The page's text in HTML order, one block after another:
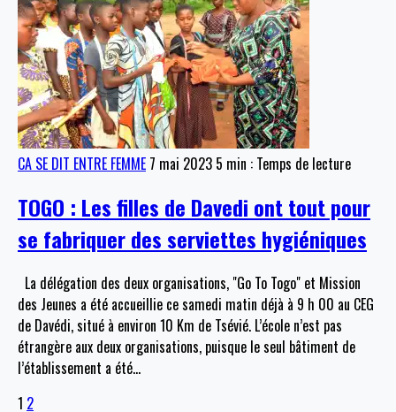
CA SE DIT ENTRE FEMME 7 mai 2023 5 min : Temps de lecture
TOGO : Les filles de Davedi ont tout pour
se fabriquer des serviettes hygiéniques
La délégation des deux organisations, "Go To Togo" et Mission
des Jeunes a été accueillie ce samedi matin déjà à 9 h 00 au CEG
de Davédi, situé à environ 10 Km de Tsévié. L’école n’est pas
étrangère aux deux organisations, puisque le seul bâtiment de
l’établissement a été…
1 2